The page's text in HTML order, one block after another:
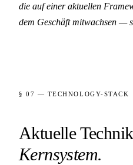
die auf einer aktuellen
dem Geschäft mitwachsen —
§ 07 — TECHNOLOGY-STACK
Aktuelle
Kernsystem.